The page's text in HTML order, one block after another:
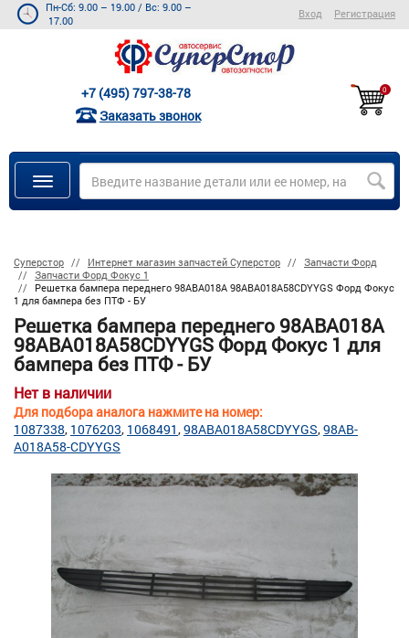
Пн-Сб: 9.00 – 19.00 / Вс: 9.00 –
17.00
Вход Регистрация
+7 (495) 797-38-78
Заказать звонок
0
Суперстор Интернет магазин запчастей Суперстор
Запчасти Форд
Запчасти Форд Фокус 1
Решетка бампера переднего 98ABA018A 98ABA018A58CDYYGS Форд Фокус
1 для бампера без ПТФ - БУ
Решетка бампера переднего 98ABA018A
98ABA018A58CDYYGS Форд Фокус 1 для
бампера без ПТФ - БУ
Нет в наличии
Для подбора аналога нажмите на номер:
1087338 1076203 1068491 98ABA018A58CDYYGS 98AB-
A018A58-CDYYGS